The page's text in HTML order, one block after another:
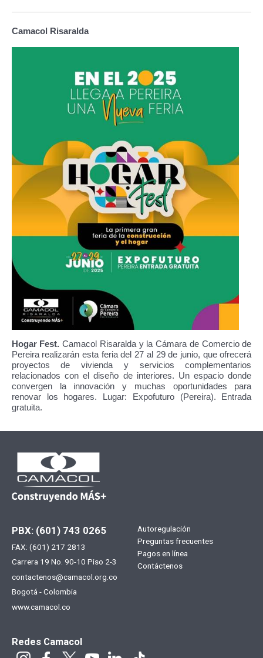
Camacol Risaralda
Hogar Fest. Camacol Risaralda y la Cámara de Comercio de
Pereira realizarán esta feria del 27 al 29 de junio, que ofrecerá
proyectos de vivienda y servicios complementarios
relacionados con el diseño de interiores. Un espacio donde
convergen la innovación y muchas oportunidades para
renovar los hogares. Lugar: Expofuturo (Pereira). Entrada
gratuita.
PBX: (601) 743 0265
FAX: (601) 217 2813
Carrera 19 No. 90-10 Piso 2-3
contactenos@camacol.org.co
Bogotá - Colombia
www.camacol.co
Menú
footer
Autoregulación
Preguntas frecuentes
Pagos en línea
Contáctenos
Redes Camacol